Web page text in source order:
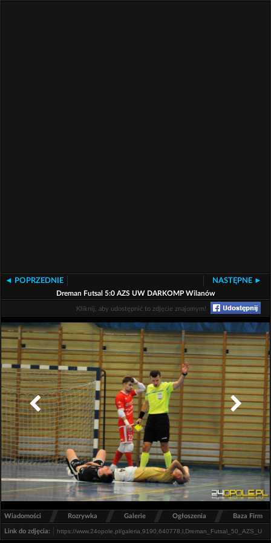
◄ POPRZEDNIE NASTĘPNE ►
Dreman Futsal 5:0 AZS UW DARKOMP Wilanów
Kliknij, aby udostępnić to zdjęcie znajomym!
Wiadomości / Rozrywka / Galerie / Ogłoszenia / Baza Firm
Link do zdjęcia: